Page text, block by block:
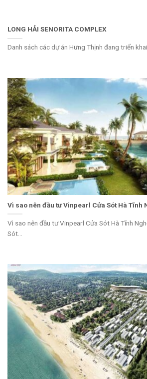
LONG HẢI SENORITA COMPLEX
Danh sách các dự án Hưng Thịnh đang triển
Vì sao nên đầu tư Vinpearl Cửa Sót Hà Tĩnh
Vì sao nên đầu tư Vinpearl Cửa Sót Hà Tĩnh
Sót...